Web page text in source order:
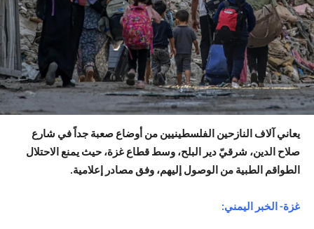
يعاني آلاف النازحين الفلسطينيين من أوضاع صعبة جداً في شارع
صلاح الدين، شرقيّ دير البلح، وسط قطاع غزة، حيث يمنع الاحتلال
الطواقم الطبية من الوصول إليهم، وفق مصادر إعلامية.
غزة- الخبر اليمني: